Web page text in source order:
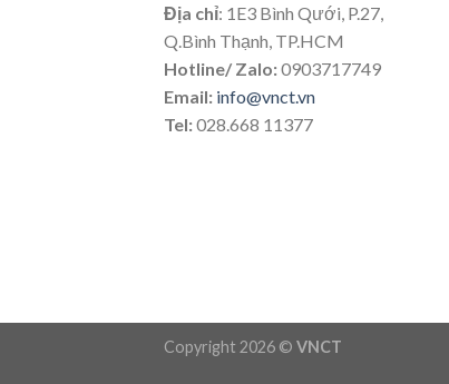
Địa chỉ: 1E3 Bình Qưới, P.27,
Q.Bình Thạnh, TP.HCM
Hotline/ Zalo:0903717749
Email: info@vnct.vn
Tel:028.668 11377
Copyright 2026 © VNCT